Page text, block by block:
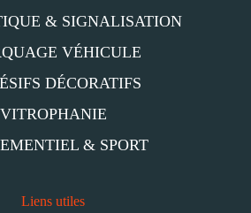
& SIGNALISATION
VÉHICULE
DÉCORATIFS
VITROPHANIE
& SPORT
Liens utiles